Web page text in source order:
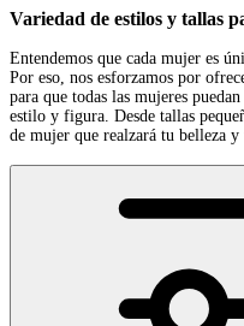
Variedad de estilos y tallas
Entendemos que cada mujer es
Por eso, nos esforzamos por
para que todas las mujeres
estilo y figura. Desde tallas
de mujer que realzará tu belleza